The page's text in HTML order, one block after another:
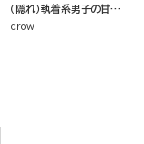
（隠れ）執着系男子の甘い
独占欲（分冊版）
crow